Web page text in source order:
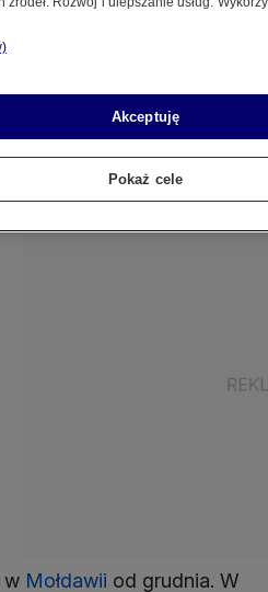
walkę o
kandydaturę
w Rosji. Swojego
obecna głowa
w Mołdawii od grudnia. W
Akceptuję
Pokaż cele